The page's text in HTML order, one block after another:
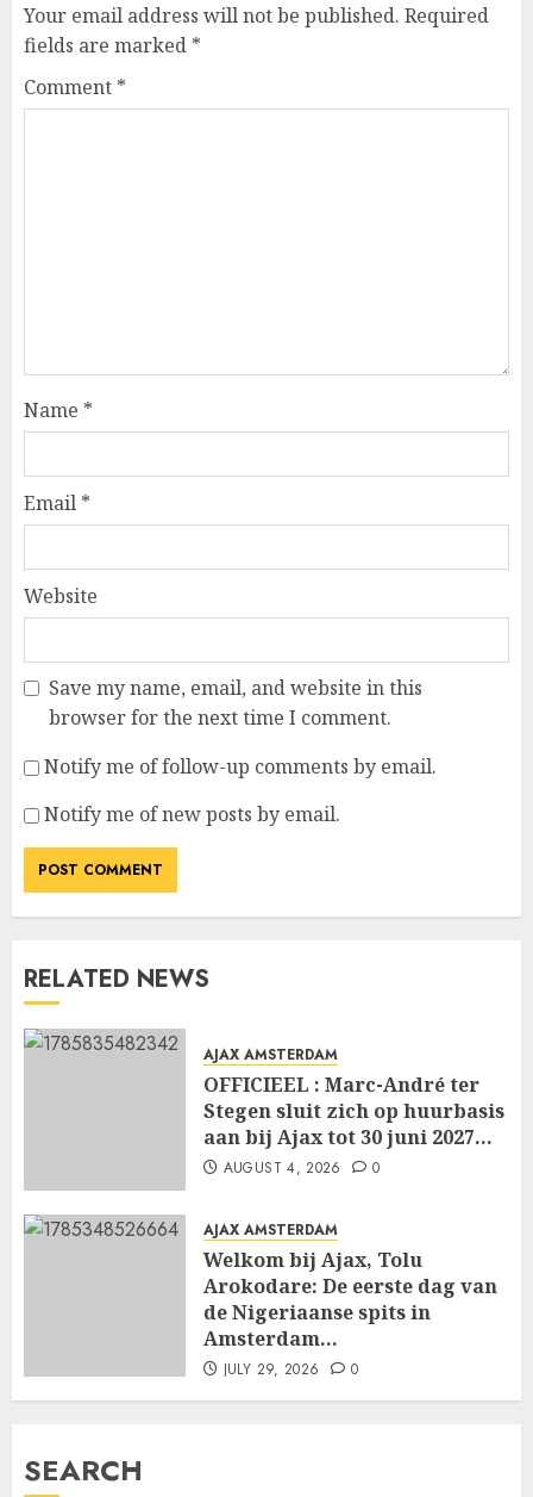
Your email address will not be published. Required
fields are marked *
Comment *
Name *
Email *
Website
Save my name, email, and website in this
browser for the next time I comment.
Notify me of follow-up comments by email.
Notify me of new posts by email.
RELATED NEWS
AJAX AMSTERDAM
OFFICIEEL : Marc-André ter
Stegen sluit zich op huurbasis
aan bij Ajax tot 30 juni 2027…
AUGUST 4, 2026 0
AJAX AMSTERDAM
Welkom bij Ajax, Tolu
Arokodare: De eerste dag van
de Nigeriaanse spits in
Amsterdam…
JULY 29, 2026 0
SEARCH